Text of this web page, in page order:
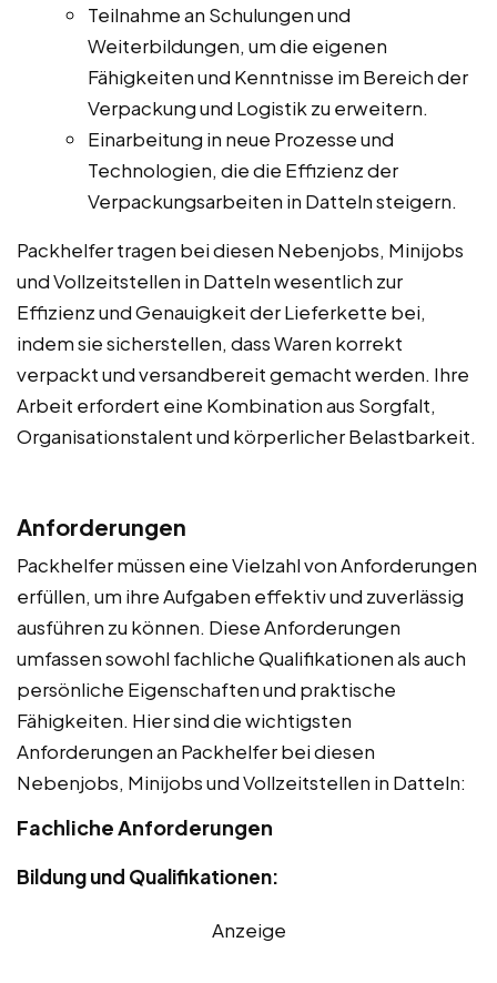
Teilnahme an Schulungen und
Weiterbildungen, um die eigenen
Fähigkeiten und Kenntnisse im Bereich der
Verpackung und Logistik zu erweitern.
Einarbeitung in neue Prozesse und
Technologien, die die Effizienz der
Verpackungsarbeiten in Datteln steigern.
Packhelfer tragen bei diesen Nebenjobs, Minijobs
und Vollzeitstellen in Datteln wesentlich zur
Effizienz und Genauigkeit der Lieferkette bei,
indem sie sicherstellen, dass Waren korrekt
verpackt und versandbereit gemacht werden. Ihre
Arbeit erfordert eine Kombination aus Sorgfalt,
Organisationstalent und körperlicher Belastbarkeit.
Anforderungen
Packhelfer müssen eine Vielzahl von Anforderungen
erfüllen, um ihre Aufgaben effektiv und zuverlässig
ausführen zu können. Diese Anforderungen
umfassen sowohl fachliche Qualifikationen als auch
persönliche Eigenschaften und praktische
Fähigkeiten. Hier sind die wichtigsten
Anforderungen an Packhelfer bei diesen
Nebenjobs, Minijobs und Vollzeitstellen in Datteln:
Fachliche Anforderungen
Bildung und Qualifikationen:
Anzeige